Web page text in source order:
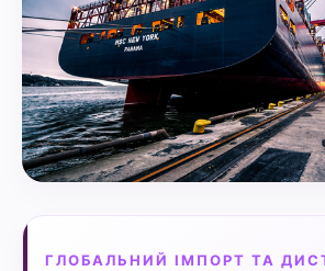
ГЛОБАЛЬНИЙ ІМПОРТ ТА